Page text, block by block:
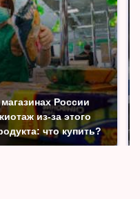
России
из-за этого
что купить?